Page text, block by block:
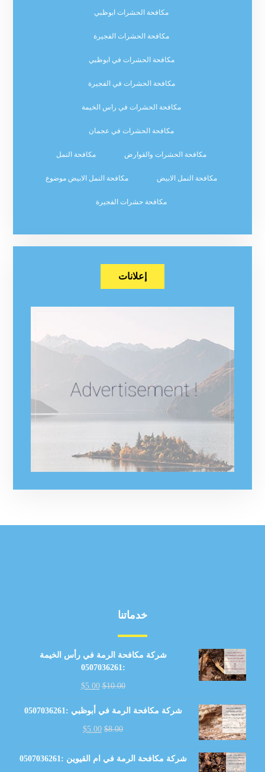
مكافحة الحشرات ابوظبي
مكافحة الحشرات الفجيرة
مكافحة الحشرات في ابوظبي
مكافحة الحشرات في الفجيرة
مكافحة الحشرات في راس الخيمة
مكافحة الحشرات في عجمان
مكافحة الحشرات والقوارض مكافحة النمل
مكافحة النمل الابيض مكافحة النمل الابيض موضوع
مكافحة حشرات الفجيرة
إعلانات
خدماتنا
شركة مكافحة الرمة في رأس الخيمة
:0507036261
$10.00
$5.00
شركة مكافحة الرمة في أبوظبي :0507036261
$8.00
$5.00
شركة مكافحة الرمة في ام القيوين :0507036261